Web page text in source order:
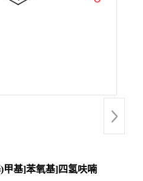
甲基]苯氧基]四氢呋喃